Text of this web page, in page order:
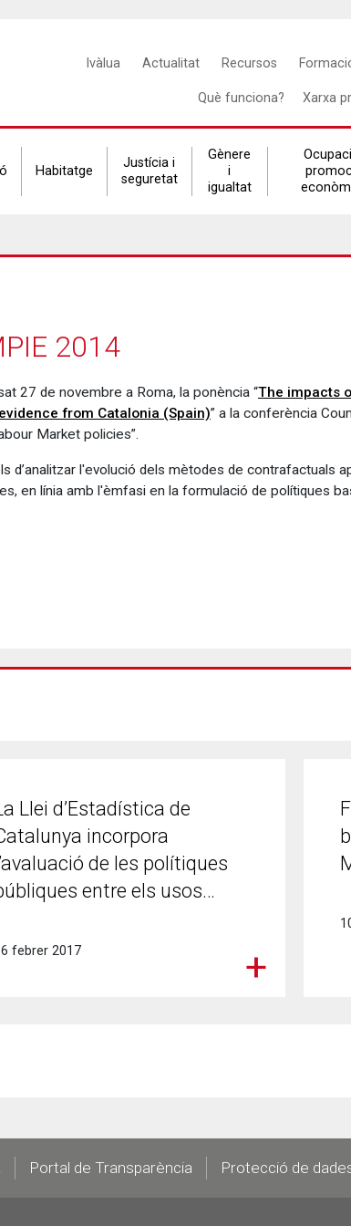
Main
navigation
Ivàlua Actualitat Recursos
Què funciona? Xarxa
Habitatge
Justícia i
seguretat
Gènere
i
igualtat
2014
27 de novembre a Roma, la ponència “The impacts
from Catalonia (Spain)” a la conferència
Market policies”.
d’analitzar l'evolució dels mètodes de contrafactuals
en línia amb l'èmfasi en la formulació de polítiques
Llei d’Estadística de
incorpora
de les polítiques
entre els usos…
febrer 2017
Portal de Transparència Protecció de